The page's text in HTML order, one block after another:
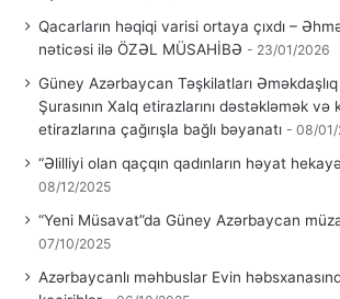
Qacarların həqiqi varisi ortaya çıxdı –
nəticəsi ilə ÖZƏL MÜSAHİBƏ
23/01/2026
Güney Azərbaycan Təşkilatları Əməkdaşlıq
Şurasının Xalq etirazlarını dəstəkləmək və
etirazlarına çağırışla bağlı bəyanatı
08/01/
“Əlilliyi olan qaçqın qadınların həyat
08/12/2025
“Yeni Müsavat”da Güney Azərbaycan
07/10/2025
Azərbaycanlı məhbuslar Evin